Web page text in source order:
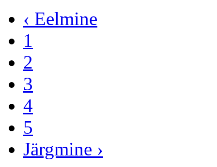
‹ Eelmine
1
2
3
4
5
Järgmine ›